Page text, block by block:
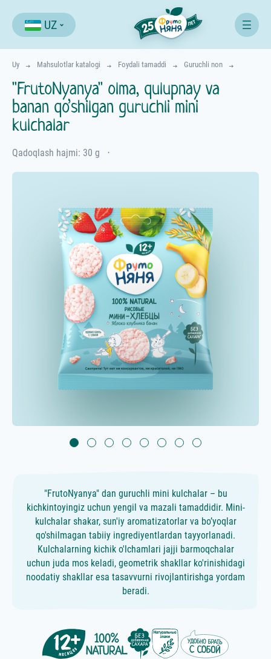
UZ
Uy Mahsulotlar katalogi Foydali tamaddi Guruchli non
"FrutoNyanya" olma, qulupnay va
banan qo’shilgan guruchli mini
kulchalar
Qadoqlash hajmi: 30 g ⋅
"FrutoNyanya" dan guruchli mini kulchalar – bu
kichkintoyingiz uchun yengil va mazali tamaddidir. Mini-
kulchalar shakar, sun'iy aromatizatorlar va bo’yoqlar
qo'shilmagan tabiiy ingrediyentlardan tayyorlanadi.
Kulchalarning kichik o'lchamlari jajji barmoqchalar
uchun juda mos keladi, geometrik shakllar ko'rinishidagi
noodatiy shakllar esa tasavvurni rivojlantirishga yordam
beradi.